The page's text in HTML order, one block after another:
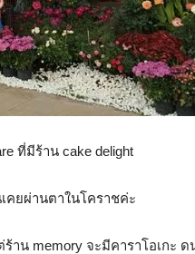
ที่มีร้าน cake delight
คยผ่านตาในโคราชค่ะ
าน memory จะมีคาราโอเกะ